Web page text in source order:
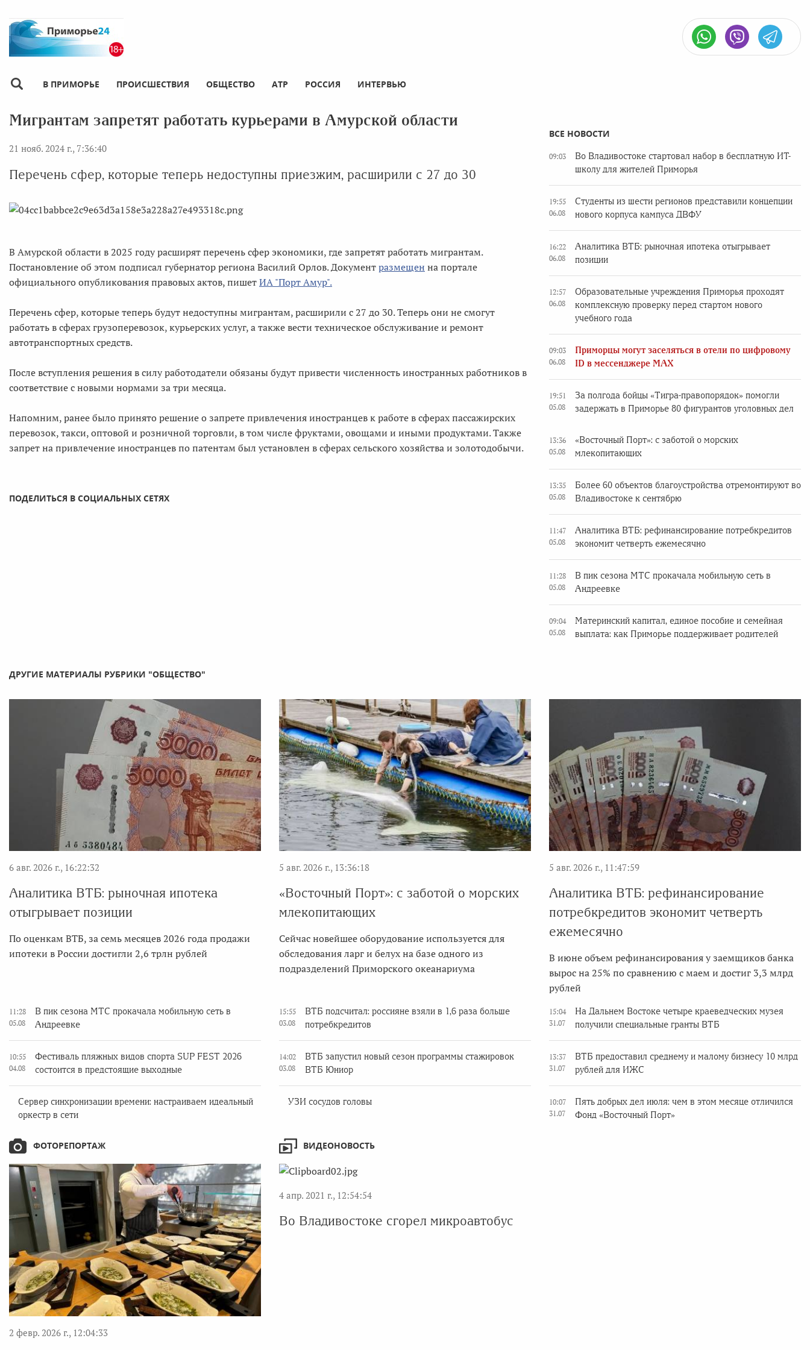
В ПРИМОРЬЕ ПРОИСШЕСТВИЯ ОБЩЕСТВО АТР РОССИЯ ИНТЕРВЬЮ
Мигрантам запретят работать курьерами в Амурской области
21 нояб. 2024 г., 7:36:40
Перечень сфер, которые теперь недоступны приезжим, расширили с 27 до 30
В Амурской области в 2025 году расширят перечень сфер экономики, где запретят работать мигрантам.
Постановление об этом подписал губернатор региона Василий Орлов. Документразмещен на портале
официального опубликования правовых актов, пишетИА "Порт Амур".
Перечень сфер, которые теперь будут недоступны мигрантам, расширили с 27 до 30. Теперь они не смогут
работать в сферах грузоперевозок, курьерских услуг, а также вести техническое обслуживание и ремонт
автотранспортных средств.
После вступления решения в силу работодатели обязаны будут привести численность иностранных работников в
соответствие с новыми нормами за три месяца.
Напомним, ранее было принято решение о запрете привлечения иностранцев к работе в сферах пассажирских
перевозок, такси, оптовой и розничной торговли, в том числе фруктами, овощами и иными продуктами. Также
запрет на привлечение иностранцев по патентам был установлен в сферах сельского хозяйства и золотодобычи.
ПОДЕЛИТЬСЯ В СОЦИАЛЬНЫХ СЕТЯХ
ВСЕ НОВОСТИ
09:03
Во Владивостоке стартовал набор в бесплатную ИТ-
школу для жителей Приморья
19:55
06.08
Студенты из шести регионов представили концепции
нового корпуса кампуса ДВФУ
16:22
06.08
Аналитика ВТБ: рыночная ипотека отыгрывает
позиции
12:57
06.08
Образовательные учреждения Приморья проходят
комплексную проверку перед стартом нового
учебного года
09:03
06.08
Приморцы могут заселяться в отели по цифровому
ID в мессенджере MAX
19:51
05.08
За полгода бойцы «Тигра-правопорядок» помогли
задержать в Приморье 80 фигурантов уголовных дел
13:36
05.08
«Восточный Порт»: с заботой о морских
млекопитающих
13:35
05.08
Более 60 объектов благоустройства отремонтируют во
Владивостоке к сентябрю
11:47
05.08
Аналитика ВТБ: рефинансирование потребкредитов
экономит четверть ежемесячно
11:28
05.08
В пик сезона МТС прокачала мобильную сеть в
Андреевке
09:04
05.08
Материнский капитал, единое пособие и семейная
выплата: как Приморье поддерживает родителей
ДРУГИЕ МАТЕРИАЛЫ РУБРИКИ "ОБЩЕСТВО"
6 авг. 2026 г., 16:22:32
Аналитика ВТБ: рыночная ипотека
отыгрывает позиции
По оценкам ВТБ, за семь месяцев 2026 года продажи
ипотеки в России достигли 2,6 трлн рублей
5 авг. 2026 г., 13:36:18
«Восточный Порт»: с заботой о морских
млекопитающих
Сейчас новейшее оборудование используется для
обследования ларг и белух на базе одного из
подразделений Приморского океанариума
5 авг. 2026 г., 11:47:59
Аналитика ВТБ: рефинансирование
потребкредитов экономит четверть
ежемесячно
В июне объем рефинансирования у заемщиков банка
вырос на 25% по сравнению с маем и достиг 3,3 млрд
рублей
11:28
05.08
В пик сезона МТС прокачала мобильную сеть в
Андреевке
10:55
04.08
Фестиваль пляжных видов спорта SUP FEST 2026
состоится в предстоящие выходные
Сервер синхронизации времени: настраиваем идеальный
оркестр в сети
15:55
03.08
ВТБ подсчитал: россияне взяли в 1,6 раза больше
потребкредитов
14:02
03.08
ВТБ запустил новый сезон программы стажировок
ВТБ Юниор
УЗИ сосудов головы
15:04
31.07
На Дальнем Востоке четыре краеведческих музея
получили специальные гранты ВТБ
13:37
31.07
ВТБ предоставил среднему и малому бизнесу 10 млрд
рублей для ИЖС
10:07
31.07
Пять добрых дел июля: чем в этом месяце отличился
Фонд «Восточный Порт»
ФОТОРЕПОРТАЖ
2 февр. 2026 г., 12:04:33
ВИДЕОНОВОСТЬ
4 апр. 2021 г., 12:54:54
Во Владивостоке сгорел микроавтобус